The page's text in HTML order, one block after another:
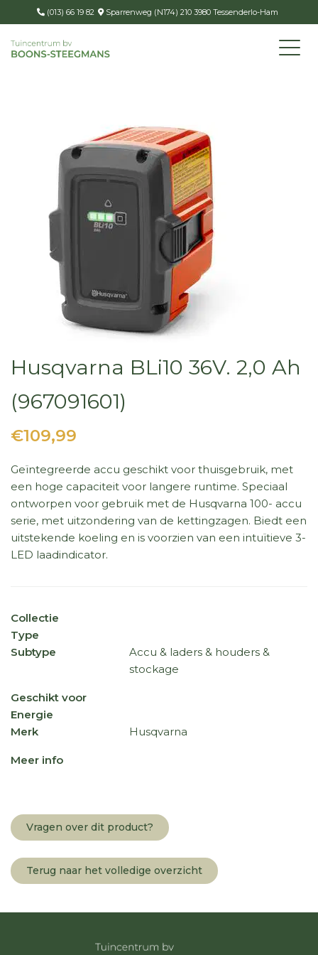
(013) 66 19 82 Sparrenweg (N174) 210 3980 Tessenderlo-Ham
Husqvarna BLi10 36V. 2,0 Ah
(967091601)
€109,99
Geïntegreerde accu geschikt voor thuisgebruik, met
een hoge capaciteit voor langere runtime. Speciaal
ontworpen voor gebruik met de Husqvarna 100- accu
serie, met uitzondering van de kettingzagen. Biedt een
uitstekende koeling en is voorzien van een intuïtieve 3-
LED laadindicator.
Collectie
Type
Subtype
Accu & laders & houders &
stockage
Geschikt voor
Energie
Merk
Husqvarna
Meer info
Vragen over dit product?
Terug naar het volledige overzicht